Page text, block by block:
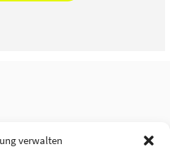
verwalten